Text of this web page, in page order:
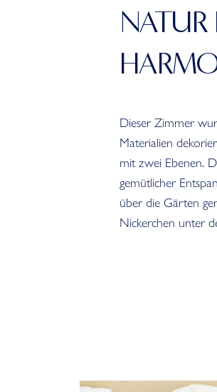
NATUR
Dieser Zimmer
Materialien
mit zwei Ebenen.
gemütlicher
über die Gärten
Nickerchen unter